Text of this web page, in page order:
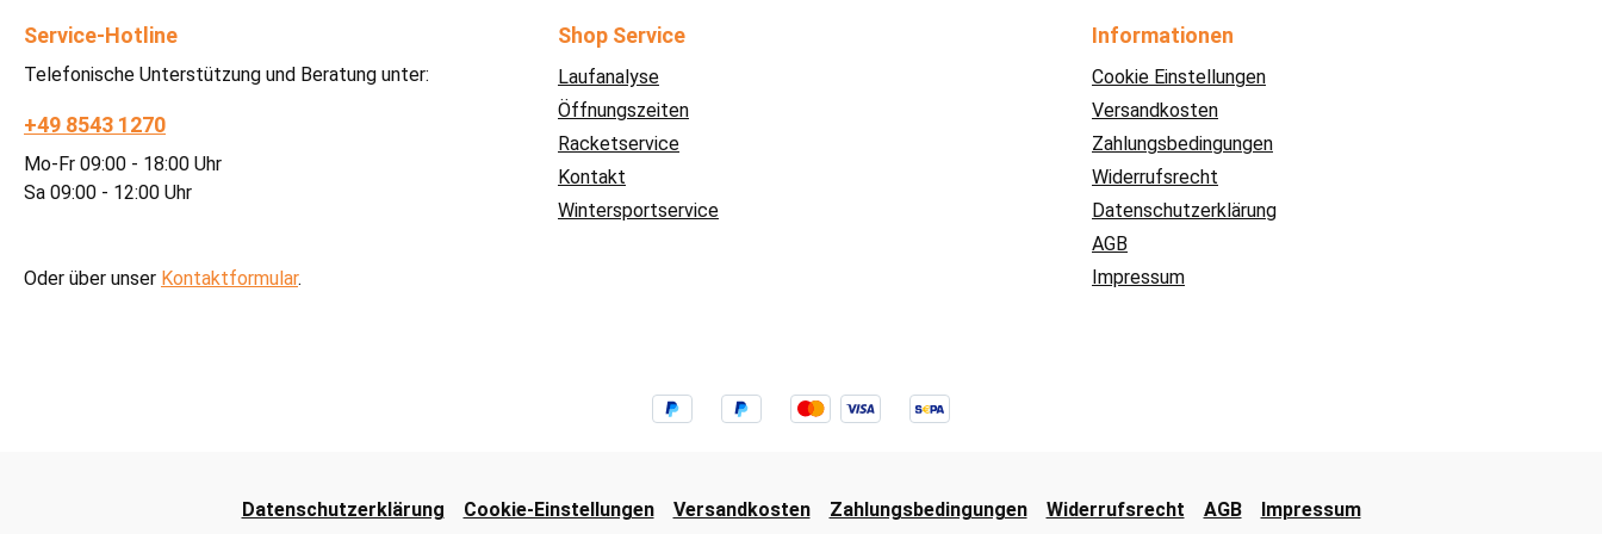
Service-Hotline
Telefonische Unterstützung und Beratung unter:
+49 8543 1270
Mo-Fr 09:00 - 18:00 Uhr
Sa 09:00 - 12:00 Uhr
Oder über unser Kontaktformular.
Shop Service
Laufanalyse
Öffnungszeiten
Racketservice
Kontakt
Wintersportservice
Informationen
Cookie Einstellungen
Versandkosten
Zahlungsbedingungen
Widerrufsrecht
Datenschutzerklärung
AGB
Impressum
Datenschutzerklärung Cookie-Einstellungen Versandkosten Zahlungsbedingungen Widerrufsrecht AGB Impressum